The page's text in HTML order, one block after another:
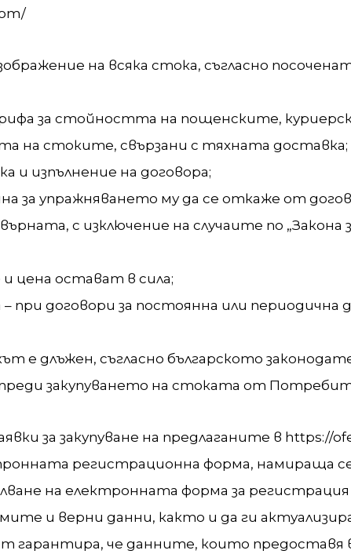
на всяка стока, съгласно
за стойността на пощенските,
на стоките, свързани с тяхната доставка;
и изпълнение на договора;
за упражняването му да се откаже от
с изключение на случаите по „Закона
цена остават в сила;
договори за постоянна или периодична
е длъжен, съгласно българското
закупуването на стоката от
за закупуване на предлаганите в https://
регистрационна форма, намираща
на електронната форма за регистрация
и верни данни, както и да ги
че данните, които предоставя